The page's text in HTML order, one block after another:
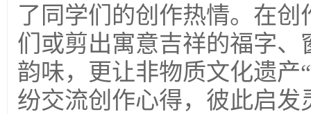
了同学们的创作热情。在
们或剪出寓意吉祥的福字
韵味，更让非物质文化遗产
纷交流创作心得，彼此启